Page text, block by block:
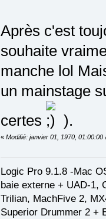
Après c'est
souhaite
manche lol
un mainstage
certes
).
« Modifié: janvier 01, 1970, 01:00:00
Logic Pro 9.1.8 -Mac
baie externe + UAD-1,
Trilian, MachFive 2,
Superior Drummer 2 +